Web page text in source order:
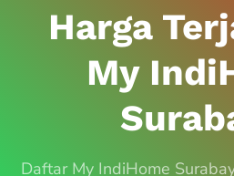
Harga
My
Daftar My IndiHome